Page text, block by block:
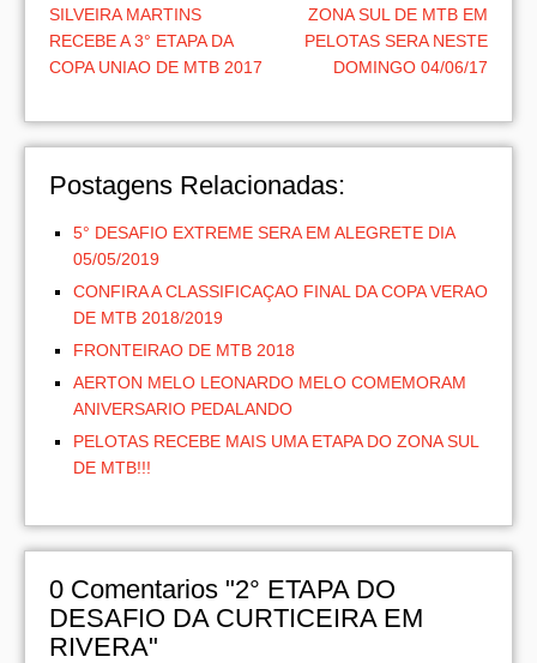
SILVEIRA MARTINS
RECEBE A 3° ETAPA DA
COPA UNIAO DE MTB 2017
ZONA SUL DE MTB EM
PELOTAS SERA NESTE
DOMINGO 04/06/17
Postagens Relacionadas:
5° DESAFIO EXTREME SERA EM ALEGRETE DIA
05/05/2019
CONFIRA A CLASSIFICAÇAO FINAL DA COPA VERAO
DE MTB 2018/2019
FRONTEIRAO DE MTB 2018
AERTON MELO LEONARDO MELO COMEMORAM
ANIVERSARIO PEDALANDO
PELOTAS RECEBE MAIS UMA ETAPA DO ZONA SUL
DE MTB!!!
0 Comentarios "2° ETAPA DO
DESAFIO DA CURTICEIRA EM
RIVERA"